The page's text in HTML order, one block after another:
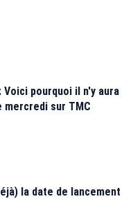
pourquoi il n'y aura
mercredi sur TMC
la date de lancement